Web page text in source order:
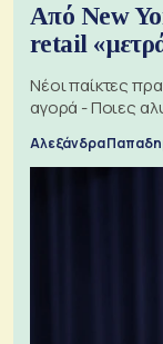
Από New
retail
Νέοι παίκτες
αγορά - Ποιες
Αλεξάνδρα